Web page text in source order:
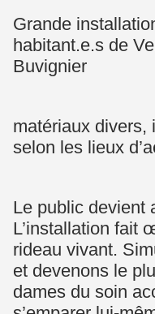
Grande
habitant.e.s de
Buvignier
matériaux divers,
selon les lieux
Le public devient
L’installation fait
rideau vivant.
et devenons le
dames du soin